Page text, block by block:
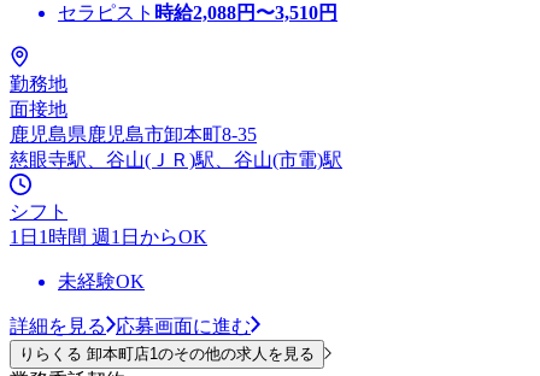
セラピスト 時給2,088円〜3,510円
勤務地
面接地
鹿児島県鹿児島市卸本町8-35
慈眼寺駅、谷山(ＪＲ)駅、谷山(市電)駅
シフト
1日1時間 週1日からOK
未経験OK
詳細を見る 応募画面に進む
りらくる 卸本町店1のその他の求人を見る